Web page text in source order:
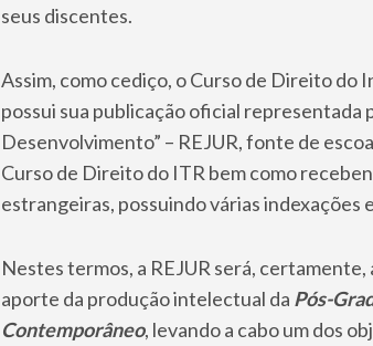
seus discentes.
Assim, como cediço, o Curso de Direito do
possui sua publicação oficial representada
Desenvolvimento” – REJUR, fonte de
Curso de Direito do ITR bem como
estrangeiras, possuindo várias indexações
Nestes termos, a REJUR será,
aporte da produção intelectual da Pós-
Contemporâneo, levando a cabo um dos